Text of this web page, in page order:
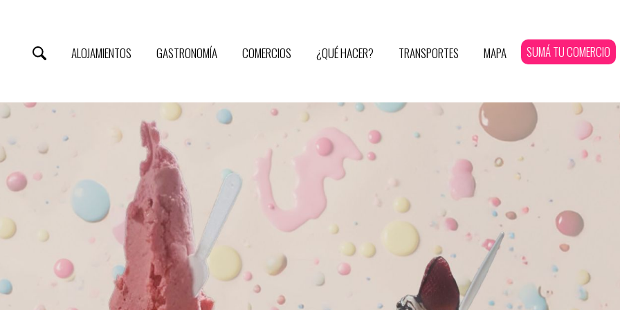
ALOJAMIENTOS GASTRONOMÍA COMERCIOS ¿QUÉ HACER? TRANSPORTES MAPA SUMÁ TU COMERCIO